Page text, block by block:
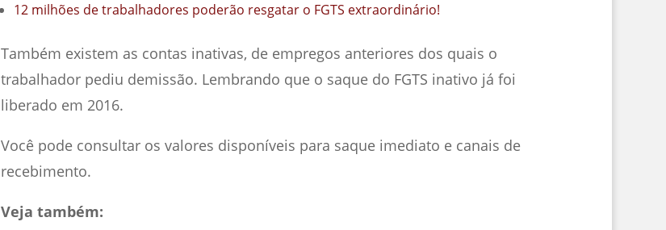
12 milhões de trabalhadores poderão resgatar o FGTS extraordinário!
Também existem as contas inativas, de empregos anteriores dos quais o
trabalhador pediu demissão. Lembrando que o saque do FGTS inativo já foi
liberado em 2016.
Você pode consultar os valores disponíveis para saque imediato e canais de
recebimento.
Veja também: